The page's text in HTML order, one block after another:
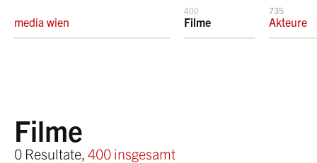
media wien
400
Filme
735
Akteure
Filme
0 Resultate, 400 insgesamt